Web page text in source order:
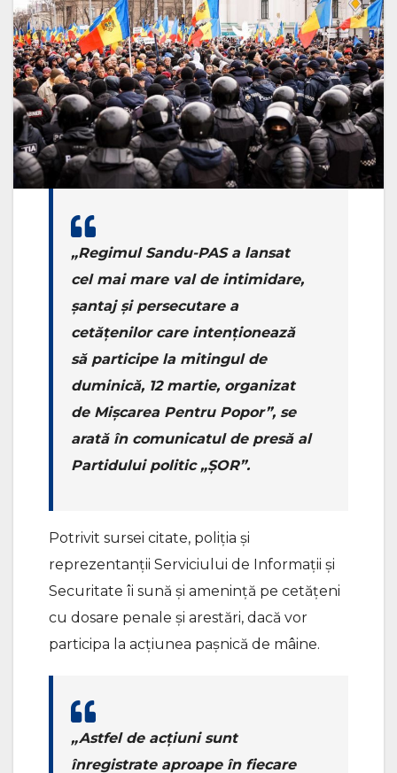
„Regimul Sandu-PAS a lansat
cel mai mare val de intimidare,
șantaj și persecutare a
cetățenilor care intenționează
să participe la mitingul de
duminică, 12 martie, organizat
de Mișcarea Pentru Popor”, se
arată în comunicatul de presă al
Partidului politic „ȘOR”.
Potrivit sursei citate, poliția și
reprezentanții Serviciului de Informații și
Securitate îi sună și amenință pe cetățeni
cu dosare penale și arestări, dacă vor
participa la acțiunea pașnică de mâine.
„Astfel de acțiuni sunt
înregistrate aproape în fiecare